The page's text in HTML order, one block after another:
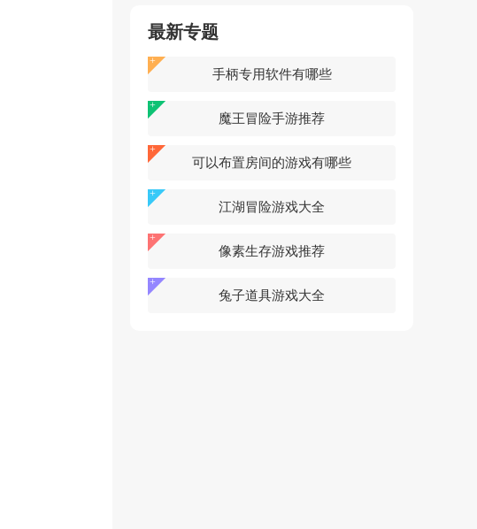
最新专题
手柄专用软件有哪些
魔王冒险手游推荐
可以布置房间的游戏有哪些
江湖冒险游戏大全
像素生存游戏推荐
兔子道具游戏大全